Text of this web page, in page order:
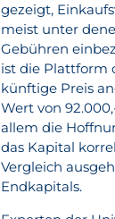
gezeigt,
meist unter
Gebühren
ist die Plattform
künftige Preis
Wert von
allem die
das Kapital
Vergleich
Endkapitals.